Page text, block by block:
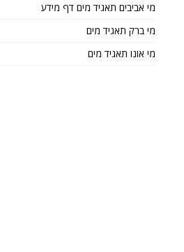
מי אביבים תאגיד מים דף מידע
מי ברק תאגיד מים
מי אונו תאגיד מים